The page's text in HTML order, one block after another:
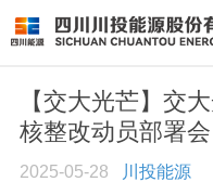
【交大光芒】交
核整改动员部署会
2025-05-28 川投能源